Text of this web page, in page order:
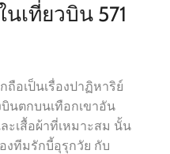
เที่ยวบิน 571
ถือเป็นเรื่องปาฏิหาริย์
บินตกบนเทือกเขาอัน
ะเสื้อผ้าที่เหมาะสม นั้น
งทีมรักบี้อุรุกวัย กับ